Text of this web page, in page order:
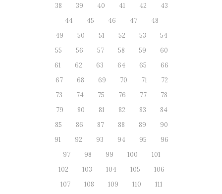
38
39 40 41 42
43
44
45 46 47
48
49
50 51 52 53
54
55
56 57 58 59
60
61
62 63 64 65
66
67
68 69 70 71
72
73
74 75 76 77
78
79
80 81 82 83
84
85
86 87 88 89
90
91
92 93 94 95
96
97
98 99 100
101
102
103 104 105
106
107
108 109 110
111